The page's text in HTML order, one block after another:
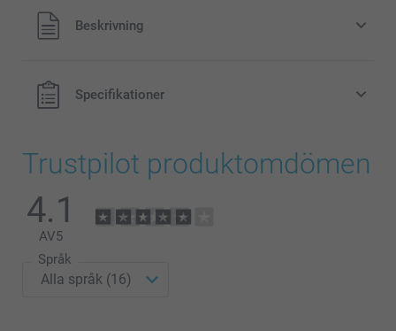
Alla priser är i svenska kronor (SEK), inklusive moms och
exklusive porto.
Beskrivning
Specifikationer
Trustpilot produktomdömen
4.1
AV5
Språk